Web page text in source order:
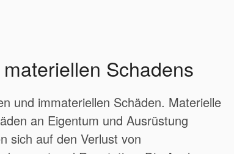
Schadens
und immateriellen Schäden. Materielle
an Eigentum und Ausrüstung
sich auf den Verlust von